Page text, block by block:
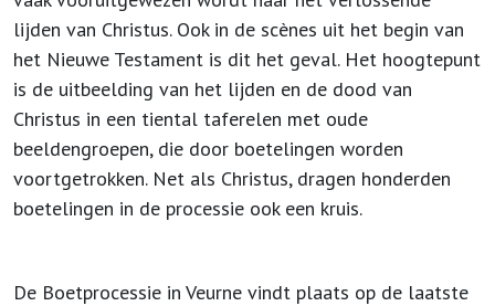
lijden van Christus. Ook in de scènes uit het begin van
het Nieuwe Testament is dit het geval. Het hoogtepunt
is de uitbeelding van het lijden en de dood van
Christus in een tiental taferelen met oude
beeldengroepen, die door boetelingen worden
voortgetrokken. Net als Christus, dragen honderden
boetelingen in de processie ook een kruis.
De Boetprocessie in Veurne vindt plaats op de laatste